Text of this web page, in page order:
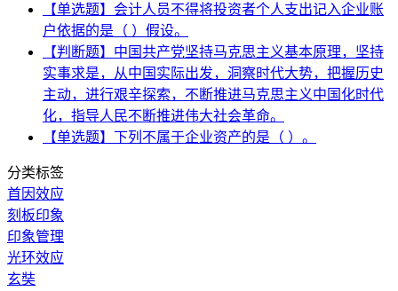
【单选题】会计人员不得将投资者个人支出记入企业账
户依据的是（ ）假设。
【判断题】中国共产党坚持马克思主义基本原理，坚持
实事求是，从中国实际出发，洞察时代大势，把握历史
主动，进行艰辛探索，不断推进马克思主义中国化时代
化，指导人民不断推进伟大社会革命。
【单选题】下列不属于企业资产的是（ ）。
分类标签
首因效应
刻板印象
印象管理
光环效应
玄奘